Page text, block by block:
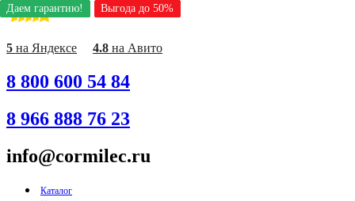
Перейти
к
содержимому
5 на Яндексе 4.8 на Авито
8 800 600 54 84
8 966 888 76 23
info@cormilec.ru
Каталог
Даем гарантию! Выгода до 50%
Даем гарантию! Выгода до 50%
Даем гарантию! Выгода до 50%
Даем гарантию! Выгода до 50%
Даем гарантию! Выгода до 50%
Даем гарантию! Выгода до 50%
Даем гарантию! Выгода до 50%